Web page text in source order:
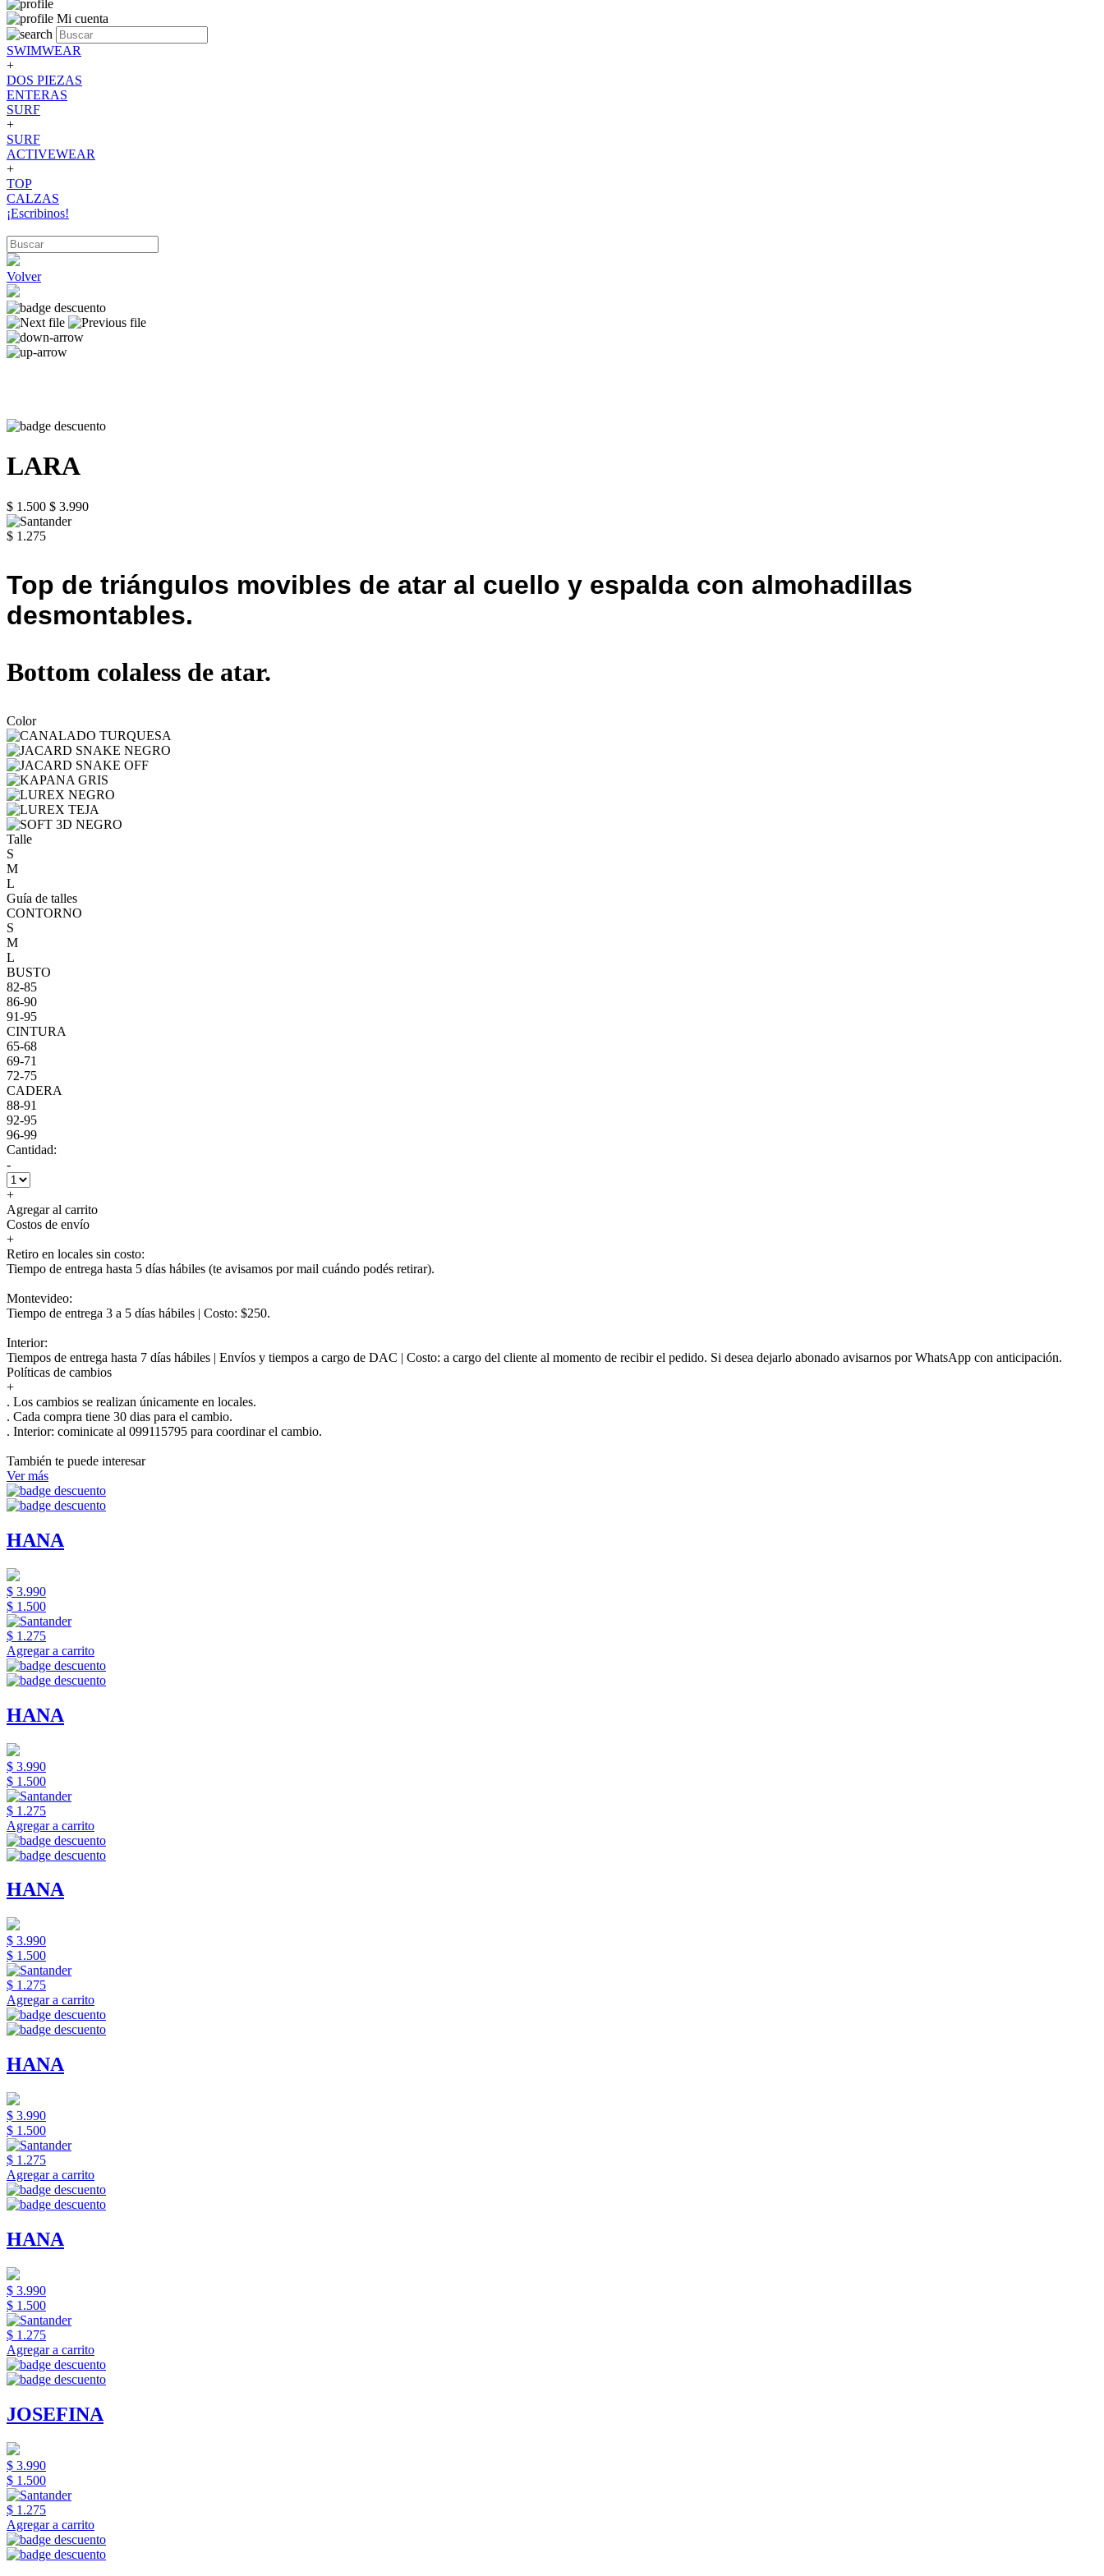
Mi cuenta
SWIMWEAR
+
DOS PIEZAS
ENTERAS
SURF
+
SURF
ACTIVEWEAR
+
TOP
CALZAS
¡Escribinos!
Volver
LARA
$ 1.500 $ 3.990
$ 1.275
Top de triángulos movibles de atar al cuello y espalda con almohadillas
desmontables.
Bottom colaless de atar.
Color
Talle
S
M
L
Guía de talles
CONTORNO
S
M
L
BUSTO
82-85
86-90
91-95
CINTURA
65-68
69-71
72-75
CADERA
88-91
92-95
96-99
Cantidad:
-
+
Agregar al carrito
Costos de envío
+
Retiro en locales sin costo:
Tiempo de entrega hasta 5 días hábiles (te avisamos por mail cuándo podés retirar).
Montevideo:
Tiempo de entrega 3 a 5 días hábiles | Costo: $250.
Interior:
Tiempos de entrega hasta 7 días hábiles | Envíos y tiempos a cargo de DAC | Costo: a cargo del cliente al momento de recibir el pedido. Si desea dejarlo abonado avisarnos por WhatsApp con anticipación.
Políticas de cambios
+
. Los cambios se realizan únicamente en locales.
. Cada compra tiene 30 dias para el cambio.
. Interior: cominicate al 099115795 para coordinar el cambio.
También te puede interesar
Ver más
HANA
$ 3.990
$ 1.500
$ 1.275
Agregar a carrito
HANA
$ 3.990
$ 1.500
$ 1.275
Agregar a carrito
HANA
$ 3.990
$ 1.500
$ 1.275
Agregar a carrito
HANA
$ 3.990
$ 1.500
$ 1.275
Agregar a carrito
HANA
$ 3.990
$ 1.500
$ 1.275
Agregar a carrito
JOSEFINA
$ 3.990
$ 1.500
$ 1.275
Agregar a carrito